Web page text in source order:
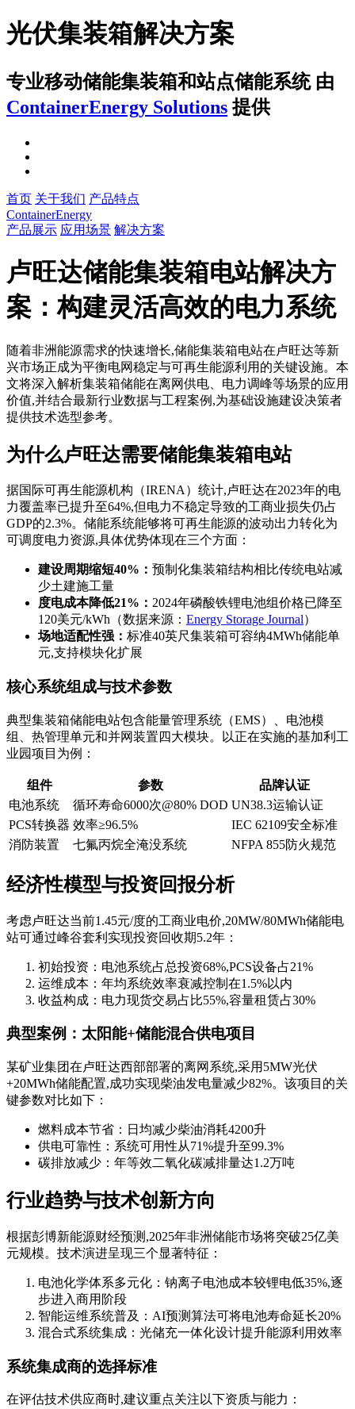
光伏集装箱解决方案
专业移动储能集装箱和站点储能系统 由
ContainerEnergy Solutions 提供
首页 关于我们 产品特点
ContainerEnergy
产品展示 应用场景 解决方案
卢旺达储能集装箱电站解决方
案：构建灵活高效的电力系统
随着非洲能源需求的快速增长,储能集装箱电站在卢旺达等新
兴市场正成为平衡电网稳定与可再生能源利用的关键设施。本
文将深入解析集装箱储能在离网供电、电力调峰等场景的应用
价值,并结合最新行业数据与工程案例,为基础设施建设决策者
提供技术选型参考。
为什么卢旺达需要储能集装箱电站
据国际可再生能源机构（IRENA）统计,卢旺达在2023年的电
力覆盖率已提升至64%,但电力不稳定导致的工商业损失仍占
GDP的2.3%。储能系统能够将可再生能源的波动出力转化为
可调度电力资源,具体优势体现在三个方面：
建设周期缩短40%： 预制化集装箱结构相比传统电站减
少土建施工量
度电成本降低21%： 2024年磷酸铁锂电池组价格已降至
120美元/kWh（数据来源： Energy Storage Journal）
场地适配性强： 标准40英尺集装箱可容纳4MWh储能单
元,支持模块化扩展
核心系统组成与技术参数
典型集装箱储能电站包含能量管理系统（EMS）、电池模
组、热管理单元和并网装置四大模块。以正在实施的基加利工
业园项目为例：
组件 参数
品牌认证
电池系统
循环寿命6000次@80% DOD UN38.3运输认证
PCS转换器 效率≥96.5%
IEC 62109安全标准
消防装置
七氟丙烷全淹没系统 NFPA 855防火规范
经济性模型与投资回报分析
考虑卢旺达当前1.45元/度的工商业电价,20MW/80MWh储能电
站可通过峰谷套利实现投资回收期5.2年：
初始投资：电池系统占总投资68%,PCS设备占21%
运维成本：年均系统效率衰减控制在1.5%以内
收益构成：电力现货交易占比55%,容量租赁占30%
典型案例：太阳能+储能混合供电项目
某矿业集团在卢旺达西部部署的离网系统,采用5MW光伏
+20MWh储能配置,成功实现柴油发电量减少82%。该项目的关
键参数对比如下：
燃料成本节省：日均减少柴油消耗4200升
供电可靠性：系统可用性从71%提升至99.3%
碳排放减少：年等效二氧化碳减排量达1.2万吨
行业趋势与技术创新方向
根据彭博新能源财经预测,2025年非洲储能市场将突破25亿美
元规模。技术演进呈现三个显著特征：
电池化学体系多元化：钠离子电池成本较锂电低35%,逐
步进入商用阶段
智能运维系统普及：AI预测算法可将电池寿命延长20%
混合式系统集成：光储充一体化设计提升能源利用效率
系统集成商的选择标准
在评估技术供应商时,建议重点关注以下资质与能力：